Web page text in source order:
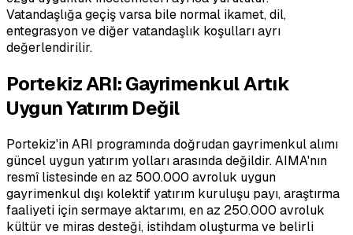
Vatandaşlığa geçiş varsa bile normal ikamet, dil,
entegrasyon ve diğer vatandaşlık koşulları ayrı
değerlendirilir.
Portekiz ARI: Gayrimenkul Artık
Uygun Yatırım Değil
Portekiz'in ARI programında doğrudan gayrimenkul alımı
güncel uygun yatırım yolları arasında değildir. AIMA'nın
resmî listesinde en az 500.000 avroluk uygun
gayrimenkul dışı kolektif yatırım kuruluşu payı, araştırma
faaliyeti için sermaye aktarımı, en az 250.000 avroluk
kültür ve miras desteği, istihdam oluşturma ve belirli